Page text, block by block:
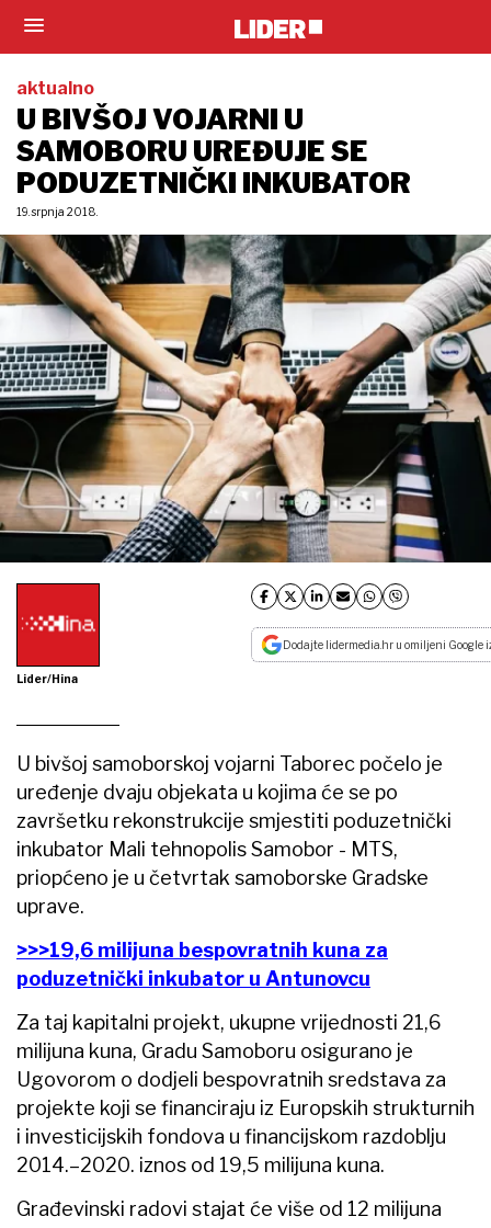
aktualno
U BIVŠOJ VOJARNI U
SAMOBORU UREĐUJE SE
PODUZETNIČKI INKUBATOR
19. srpnja 2018.
Lider/Hina
Dodajte lidermedia.hr u omiljeni Google
U bivšoj samoborskoj vojarni Taborec počelo je
uređenje dvaju objekata u kojima će se po
završetku rekonstrukcije smjestiti poduzetnički
inkubator Mali tehnopolis Samobor - MTS,
priopćeno je u četvrtak samoborske Gradske
uprave.
>>>19,6 milijuna bespovratnih kuna za
poduzetnički inkubator u Antunovcu
Za taj kapitalni projekt, ukupne vrijednosti 21,6
milijuna kuna, Gradu Samoboru osigurano je
Ugovorom o dodjeli bespovratnih sredstava za
projekte koji se financiraju iz Europskih strukturnih
i investicijskih fondova u financijskom razdoblju
2014.–2020. iznos od 19,5 milijuna kuna.
Građevinski radovi stajat će više od 12 milijuna